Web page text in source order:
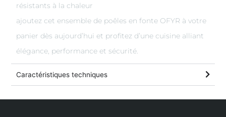
résistants à la chaleur
ajoutez cet ensemble de poêles en fonte OFYR à votre
panier dès aujourd’hui et profitez d’une cuisine alliant
élégance, performance et sécurité.
Caractéristiques techniques